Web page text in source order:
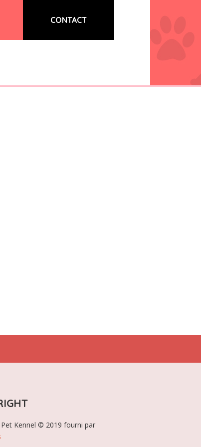
CONTACT
Kennel © 2019 fourni par